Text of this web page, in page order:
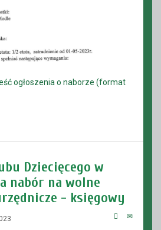
ogłoszenia o naborze (format
Dziecięcego w
nabór na wolne
- księgowy